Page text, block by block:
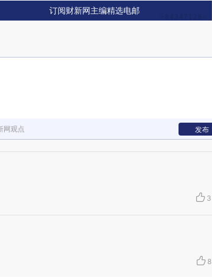
订阅财新网主编精选电邮
网观点 发布
3
8